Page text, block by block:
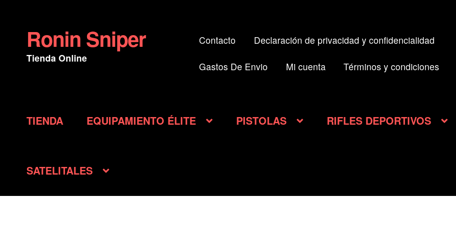
Ir
a
la
Ir
al
contenido
Ronin Sniper
Tienda Online
Contacto Declaración de privacidad y confidencialidad
Gastos De Envio Mi cuenta Términos y condiciones
TIENDA EQUIPAMIENTO ÉLITE PISTOLAS RIFLES DEPORTIVOS
SATELITALES